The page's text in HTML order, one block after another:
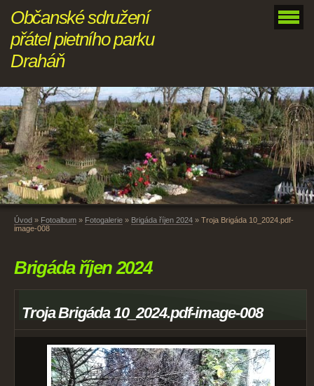
Občanské sdružení
přátel pietního parku
Draháň
Úvod » Fotoalbum » Fotogalerie » Brigáda říjen 2024 » Troja Brigáda 10_2024.pdf-
image-008
Brigáda říjen 2024
Troja Brigáda 10_2024.pdf-image-008